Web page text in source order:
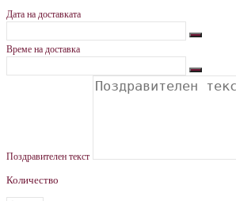
Дата на доставката
Време на доставка
Поздравителен текст
Количество